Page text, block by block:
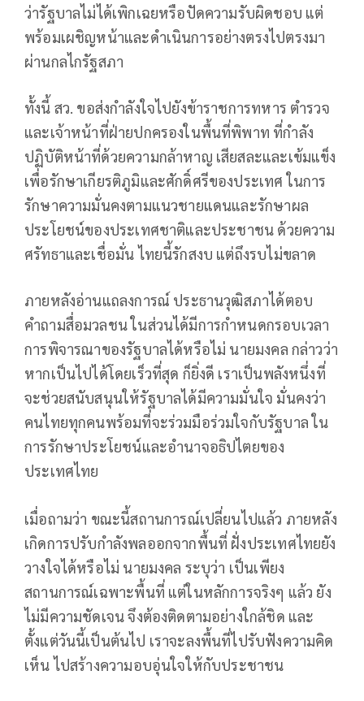
ว่ารัฐบาลไม่ได้เพิกเฉยหรือปัดความรับผิดชอบ แต่
พร้อมเผชิญหน้าและดำเนินการอย่างตรงไปตรงมา
ผ่านกลไกรัฐสภา
ทั้งนี้ สว. ขอส่งกำลังใจไปยังข้าราชการทหาร ตำรวจ
และเจ้าหน้าที่ฝ่ายปกครองในพื้นที่พิพาท ที่กำลัง
ปฏิบัติหน้าที่ด้วยความกล้าหาญ เสียสละและเข้มแข็ง
เพื่อรักษาเกียรติภูมิและศักดิ์ศรีของประเทศ ในการ
รักษาความมั่นคงตามแนวชายแดนและรักษาผล
ประโยชน์ของประเทศชาติและประชาชน ด้วยความ
ศรัทธาและเชื่อมั่น ไทยนี้รักสงบ แต่ถึงรบไม่ขลาด
ภายหลังอ่านแถลงการณ์ ประธานวุฒิสภาได้ตอบ
คำถามสื่อมวลชน ในส่วนได้มีการกำหนดกรอบเวลา
การพิจารณาของรัฐบาลได้หรือไม่ นายมงคล กล่าวว่า
หากเป็นไปได้โดยเร็วที่สุด ก็ยิ่งดี เราเป็นพลังหนึ่งที่
จะช่วยสนับสนุนให้รัฐบาลได้มีความมั่นใจ มั่นคงว่า
คนไทยทุกคนพร้อมที่จะร่วมมือร่วมใจกับรัฐบาล ใน
การรักษาประโยชน์และอำนาจอธิปไตยของ
ประเทศไทย
เมื่อถามว่า ขณะนี้สถานการณ์เปลี่ยนไปแล้ว ภายหลัง
เกิดการปรับกำลังพลออกจากพื้นที่ ฝั่งประเทศไทยยัง
วางใจได้หรือไม่ นายมงคล ระบุว่า เป็นเพียง
สถานการณ์เฉพาะพื้นที่ แต่ในหลักการจริงๆ แล้ว ยัง
ไม่มีความชัดเจน จึงต้องติดตามอย่างใกล้ชิด และ
ตั้งแต่วันนี้เป็นต้นไป เราจะลงพื้นที่ไปรับฟังความคิด
เห็น ไปสร้างความอบอุ่นใจให้กับประชาชน